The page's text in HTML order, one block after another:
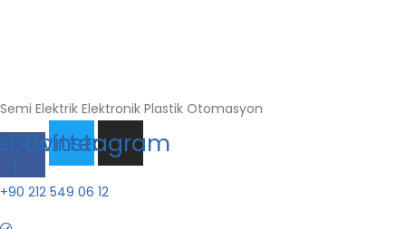
Semi Elektrik Elektronik Plastik Otomasyon
f
Twitter
Instagram
+90 212 549 06 12